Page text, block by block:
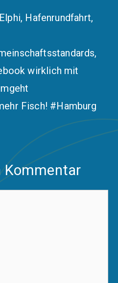
Elphi, Hafenrundfahrt,
wirklich mit
Fisch! #Hamburg
Kommentar